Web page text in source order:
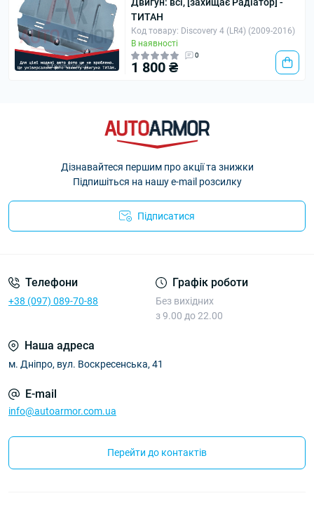
ТИТАН
Код товару: Discovery 4 (LR4) (2009-2016)
В наявності
0
1 800 ₴
Дізнавайтеся першим про акції та знижки
Підпишіться на нашу e-mail розсилку
Підписатися
Телефони
+38 (097) 089-70-88
Графік роботи
Без вихідних
з 9.00 до 22.00
Наша адреса
м. Дніпро, вул. Воскресенська, 41
E-mail
info@autoarmor.com.ua
Перейти до контактів